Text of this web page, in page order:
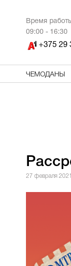
Время
09:00 - 16:30
+375 29
ЧЕМОДАНЫ
27 февраля 2021